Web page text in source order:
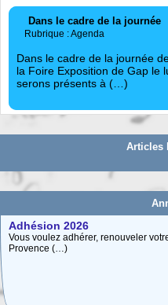
Dans le cadre de la journée
Rubrique : Agenda
Dans le cadre de la journée
la Foire Exposition de Gap le
serons présents à (…)
Articles
Adhésion 2026
Vous voulez adhérer, renouveler
Provence (…)